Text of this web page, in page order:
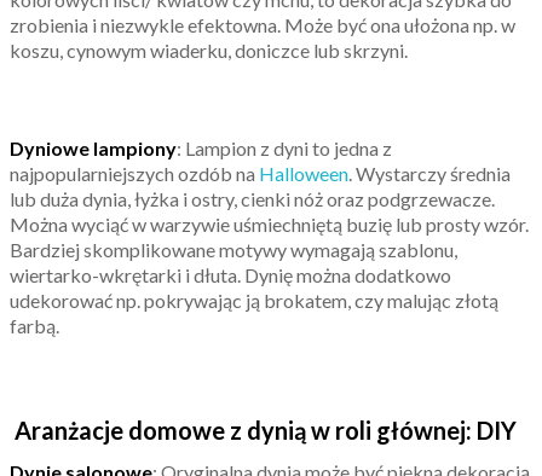
zrobienia i niezwykle efektowna. Może być ona ułożona np. w
koszu, cynowym wiaderku, doniczce lub skrzyni.
Dyniowe lampiony: Lampion z dyni to jedna z
najpopularniejszych ozdób na Halloween . Wystarczy średnia
lub duża dynia, łyżka i ostry, cienki nóż oraz podgrzewacze.
Można wyciąć w warzywie uśmiechniętą buzię lub prosty wzór.
Bardziej skomplikowane motywy wymagają szablonu,
wiertarko-wkrętarki i dłuta. Dynię można dodatkowo
udekorować np. pokrywając ją brokatem, czy malując złotą
farbą.
Aranżacje domowe z dynią w roli głównej: DIY